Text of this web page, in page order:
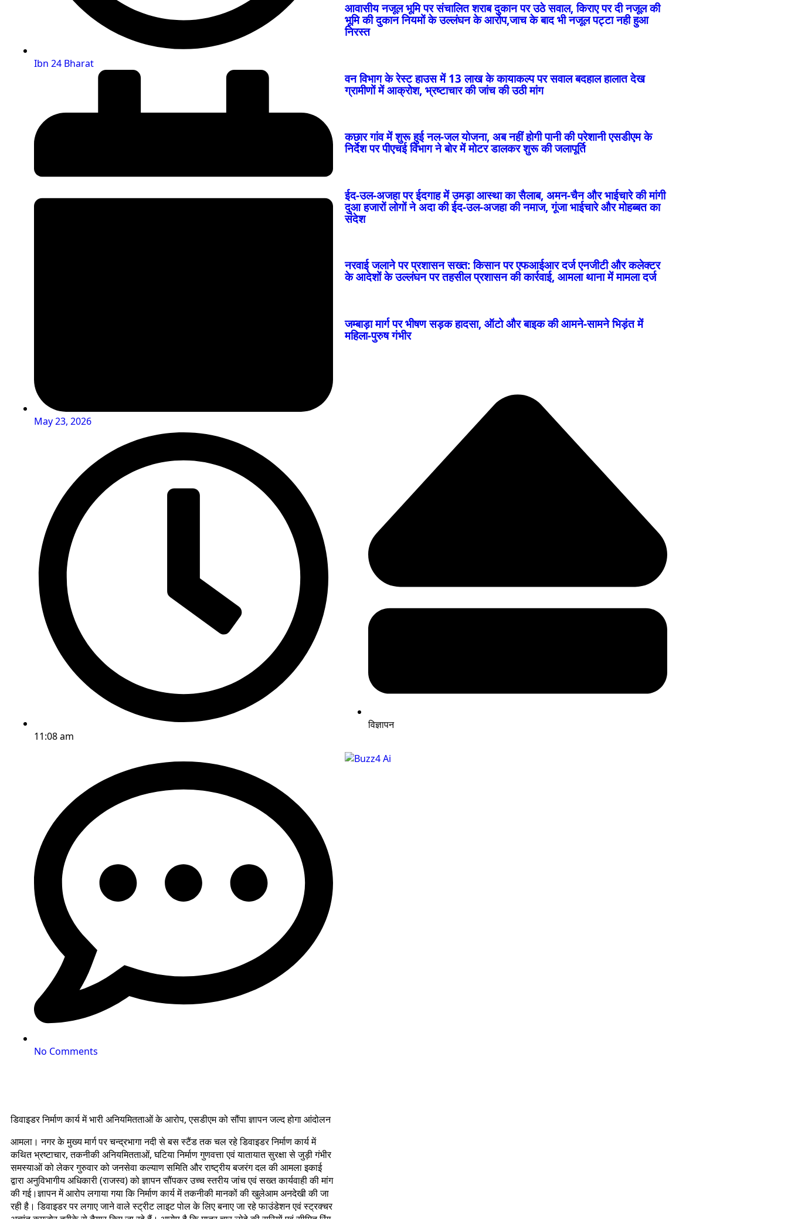
पत्नी पर कथित टिप्पणी से भड़का युवक, पीछे से चाकू घोंपकर की हत्या की कोशिश; खून से लथपथ
हालत में अस्पताल पहुंचा घायल, 24 घंटे में आरोपी गिरफ्तार सांईखेड़ा पुलिस की त्वरित कार्रवाई, आरोपी
की निशानदेही पर वारदात में इस्तेमाल लोहे का चाकू भी बरामद
Ibn 24 Bharat
May 23, 2026
11:08 am
No Comments
डिवाइडर निर्माण कार्य में भारी अनियमितताओं के आरोप, एसडीएम को सौंपा ज्ञापन जल्द होगा आंदोलन
आमला। नगर के मुख्य मार्ग पर चन्द्रभागा नदी से बस स्टैंड तक चल रहे डिवाइडर निर्माण कार्य में
कथित भ्रष्टाचार, तकनीकी अनियमितताओं, घटिया निर्माण गुणवत्ता एवं यातायात सुरक्षा से जुड़ी गंभीर
समस्याओं को लेकर गुरुवार को जनसेवा कल्याण समिति और राष्ट्रीय बजरंग दल की आमला इकाई
द्वारा अनुविभागीय अधिकारी (राजस्व) को ज्ञापन सौंपकर उच्च स्तरीय जांच एवं सख्त कार्यवाही की मांग
की गई।ज्ञापन में आरोप लगाया गया कि निर्माण कार्य में तकनीकी मानकों की खुलेआम अनदेखी की जा
रही है। डिवाइडर पर लगाए जाने वाले स्ट्रीट लाइट पोल के लिए बनाए जा रहे फाउंडेशन एवं स्ट्रक्चर
आवासीय नजूल भूमि पर संचालित शराब दुकान पर उठे सवाल, किराए पर दी नजूल की
भूमि की दुकान नियमों के उल्लंघन के आरोप,जाच के बाद भी नजूल पट्टा नही हुआ
निरस्त
वन विभाग के रेस्ट हाउस में 13 लाख के कायाकल्प पर सवाल बदहाल हालात देख
ग्रामीणों में आक्रोश, भ्रष्टाचार की जांच की उठी मांग
कछार गांव में शुरू हुई नल-जल योजना, अब नहीं होगी पानी की परेशानी एसडीएम के
निर्देश पर पीएचई विभाग ने बोर में मोटर डालकर शुरू की जलापूर्ति
ईद-उल-अजहा पर ईदगाह में उमड़ा आस्था का सैलाब, अमन-चैन और भाईचारे की मांगी
दुआ हजारों लोगों ने अदा की ईद-उल-अजहा की नमाज, गूंजा भाईचारे और मोहब्बत का
संदेश
नरवाई जलाने पर प्रशासन सख्त: किसान पर एफआईआर दर्ज एनजीटी और कलेक्टर
के आदेशों के उल्लंघन पर तहसील प्रशासन की कार्रवाई, आमला थाना में मामला दर्ज
जम्बाड़ा मार्ग पर भीषण सड़क हादसा, ऑटो और बाइक की आमने-सामने भिड़ंत में
महिला-पुरुष गंभीर
विज्ञापन